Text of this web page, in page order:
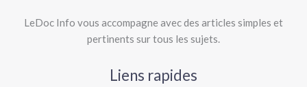
LeDoc Info vous accompagne avec des articles simples et
pertinents sur tous les sujets.
Liens rapides